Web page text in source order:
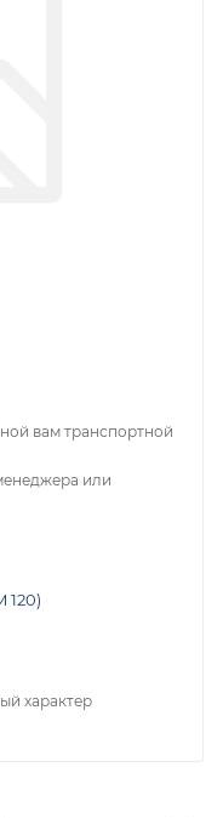
вам транспортной
или
120)
характер